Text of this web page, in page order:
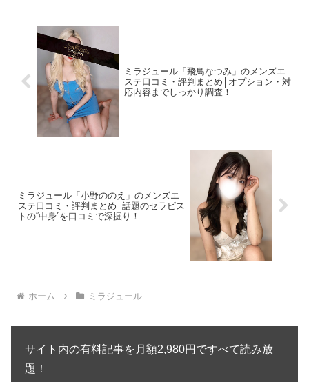
ミラジュール「飛鳥なつみ」のメンズエ
ステ口コミ・評判まとめ│オプション・対
応内容までしっかり調査！
ミラジュール「小野ののえ」のメンズエ
ステ口コミ・評判まとめ│話題のセラピス
トの“中身”を口コミで深掘り！
ホーム ミラジュール
サイト内の有料記事を月額2,980円ですべて読み放
題！